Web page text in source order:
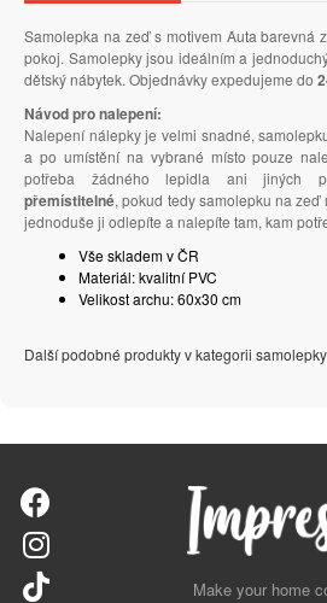
Samolepka na zeď s motivem Auta barevná
pokoj. Samolepky jsou ideálním a
dětský nábytek. Objednávky expedujeme do
Návod pro nalepení:
Nalepení nálepky je velmi snadné,
a po umístění na vybrané místo pouze
potřeba žádného lepidla ani jiných
přemístitelné, pokud tedy samolepku na
jednoduše ji odlepíte a nalepíte tam, kam
Vše skladem v ČR
Materiál: kvalitní PVC
Velikost archu: 60x30 cm
Další podobné produkty v kategorii
Make your home